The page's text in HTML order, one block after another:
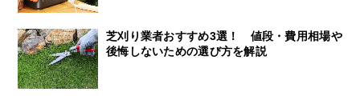
芝刈り業者おすすめ3選！ 値段・費用相場や
後悔しないための選び方を解説